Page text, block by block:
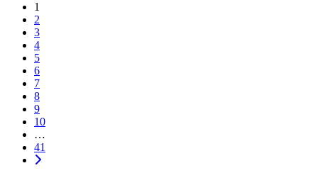
1
2
3
4
5
6
7
8
9
10
…
41